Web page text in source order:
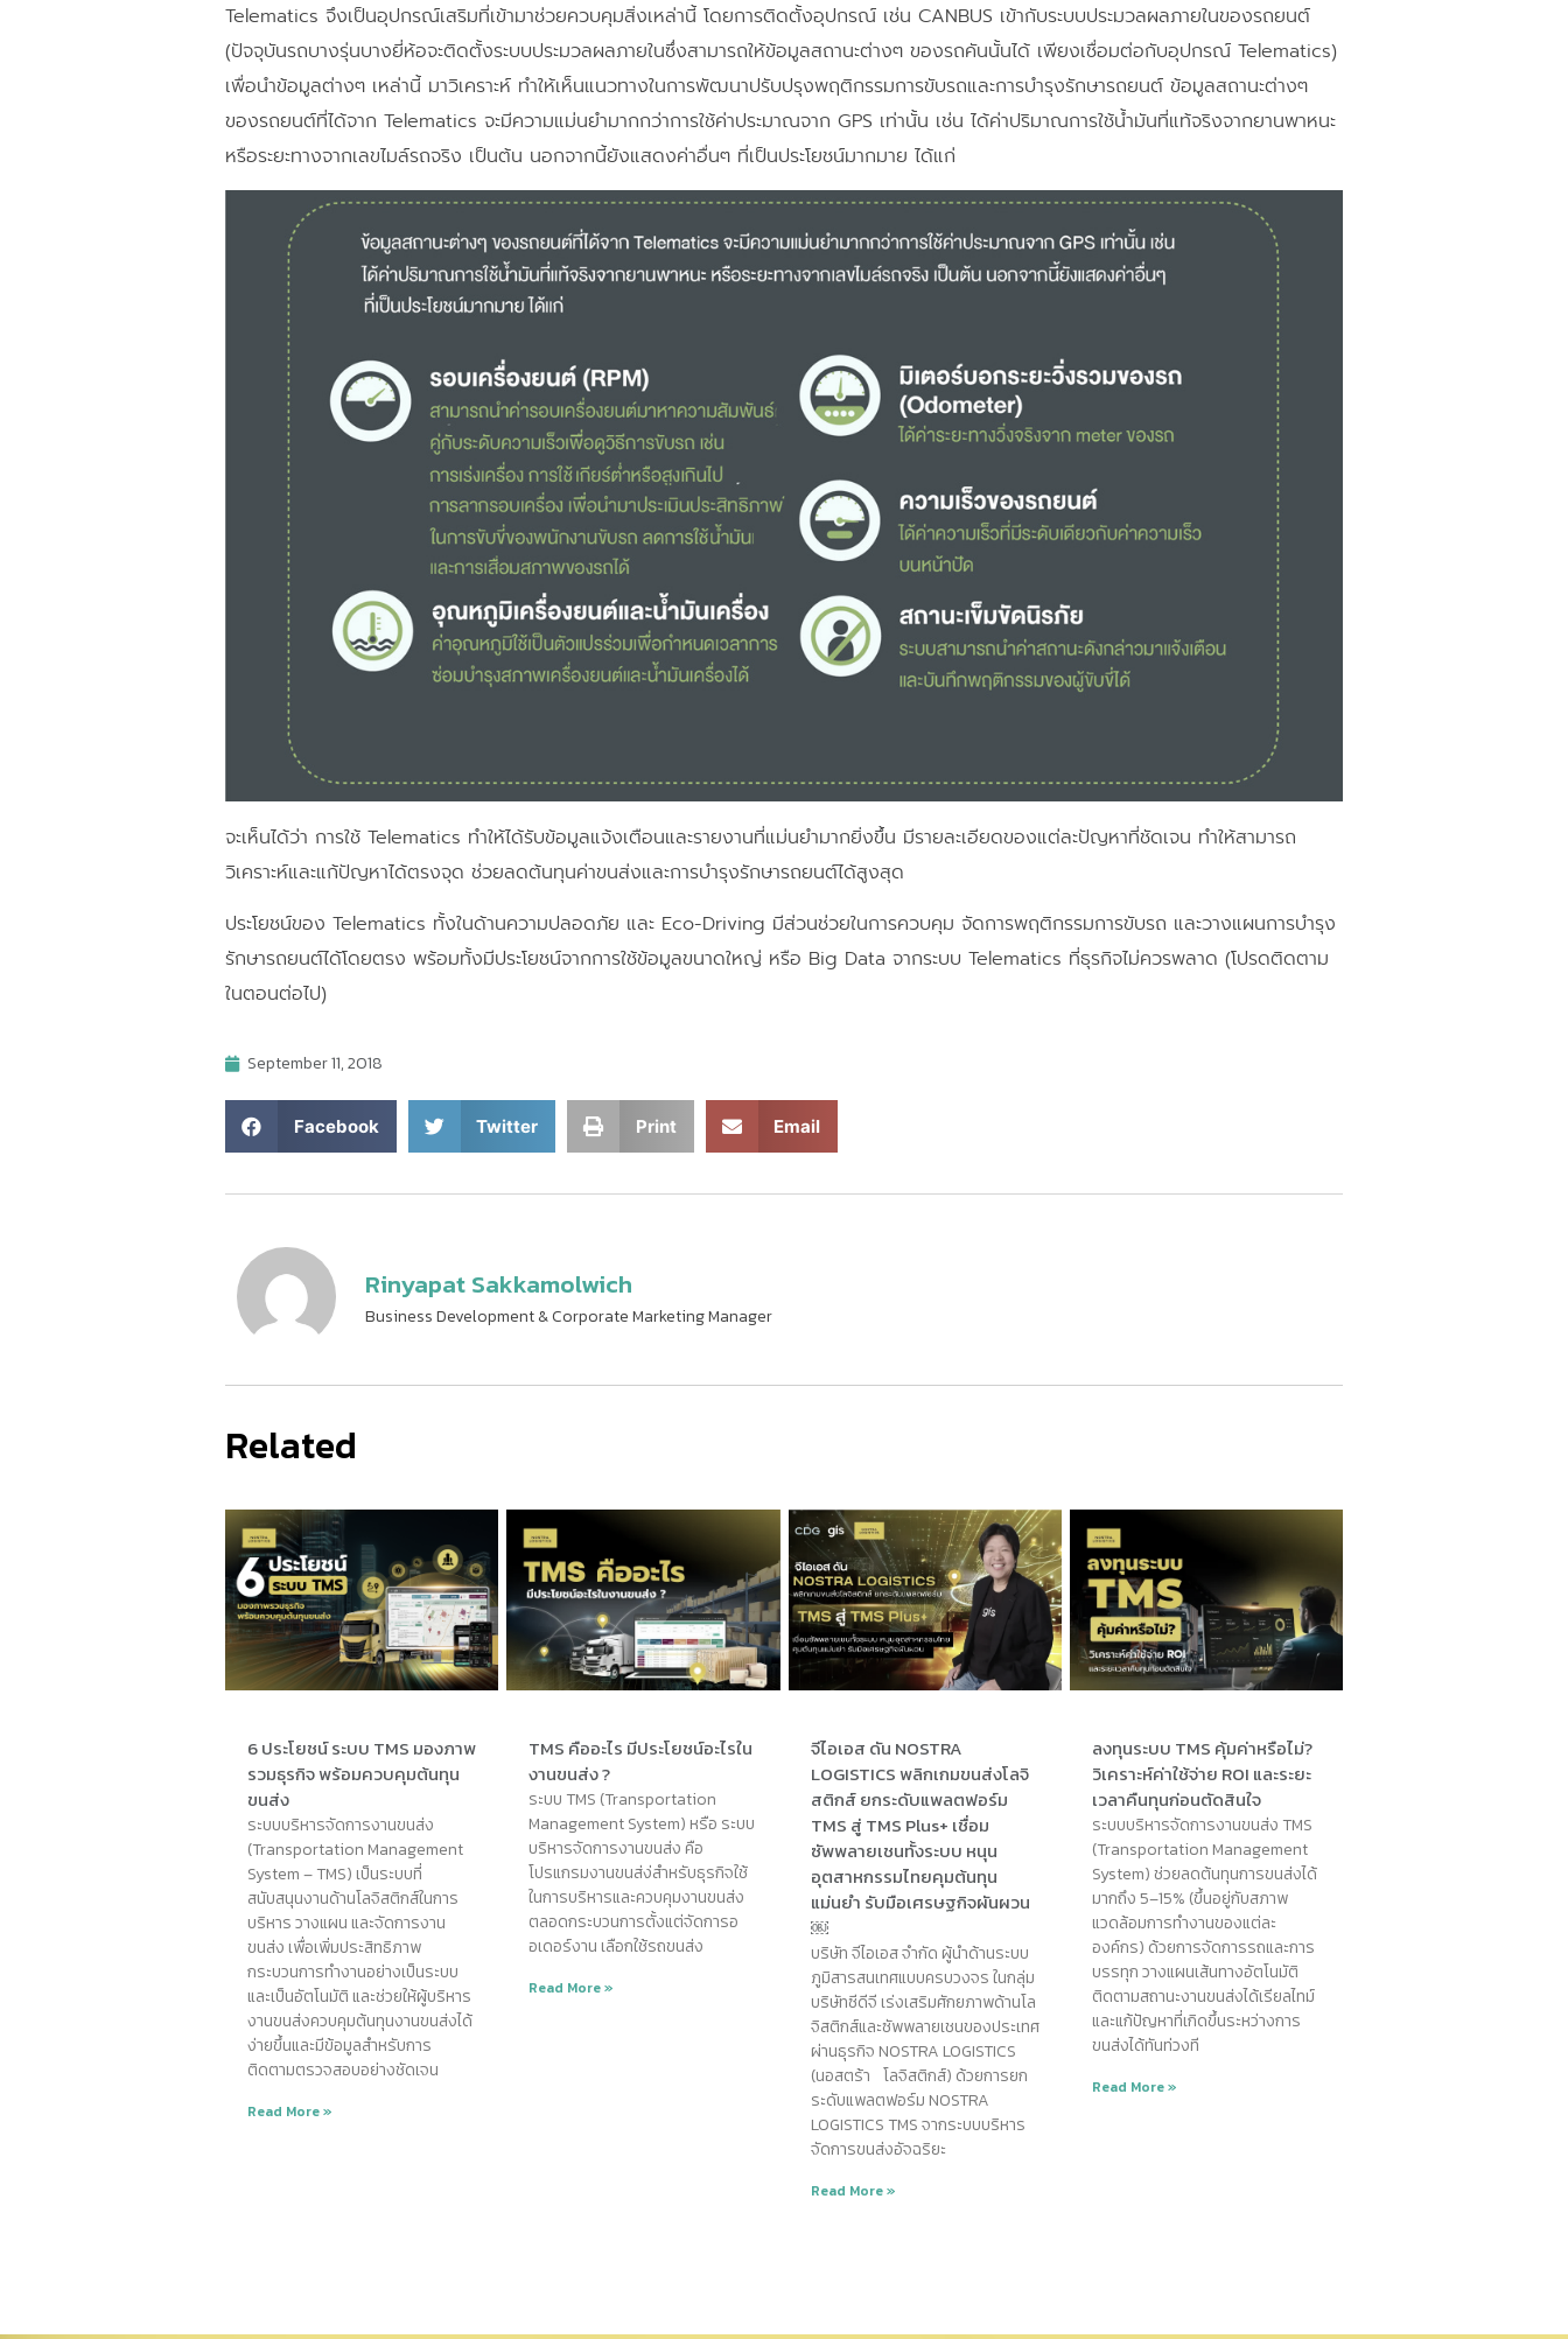
Telematics จึงเป็นอุปกรณ์เสริมที่เข้ามาช่วยควบคุมสิ่งเหล่านี้ โดยการติดตั้งอุปกรณ์ เช่น CANBUS เข้ากับระบบประมวลผลภายในของรถยนต์
(ปัจจุบันรถบางรุ่นบางยี่ห้อจะติดตั้งระบบประมวลผลภายในซึ่งสามารถให้ข้อมูลสถานะต่างๆ ของรถคันนั้นได้ เพียงเชื่อมต่อกับอุปกรณ์ Telematics)
เพื่อนำข้อมูลต่างๆ เหล่านี้ มาวิเคราะห์ ทำให้เห็นแนวทางในการพัฒนาปรับปรุงพฤติกรรมการขับรถและการบำรุงรักษารถยนต์ ข้อมูลสถานะต่างๆ
ของรถยนต์ที่ได้จาก Telematics จะมีความแม่นยำมากกว่าการใช้ค่าประมาณจาก GPS เท่านั้น เช่น ได้ค่าปริมาณการใช้น้ำมันที่แท้จริงจากยานพาหนะ
หรือระยะทางจากเลขไมล์รถจริง เป็นต้น นอกจากนี้ยังแสดงค่าอื่นๆ ที่เป็นประโยชน์มากมาย ได้แก่
จะเห็นได้ว่า การใช้ Telematics ทำให้ได้รับข้อมูลแจ้งเตือนและรายงานที่แม่นยำมากยิ่งขึ้น มีรายละเอียดของแต่ละปัญหาที่ชัดเจน ทำให้สามารถ
วิเคราะห์และแก้ปัญหาได้ตรงจุด ช่วยลดต้นทุนค่าขนส่งและการบำรุงรักษารถยนต์ได้สูงสุด
ประโยชน์ของ Telematics ทั้งในด้านความปลอดภัย และ Eco-Driving มีส่วนช่วยในการควบคุม จัดการพฤติกรรมการขับรถ และวางแผนการบำรุง
รักษารถยนต์ได้โดยตรง พร้อมทั้งมีประโยชน์จากการใช้ข้อมูลขนาดใหญ่ หรือ Big Data จากระบบ Telematics ที่ธุรกิจไม่ควรพลาด (โปรดติดตาม
ในตอนต่อไป)
September 11, 2018
Facebook Twitter Print Email
Rinyapat Sakkamolwich
Business Development & Corporate Marketing Manager
Related
6 ประโยชน์ ระบบ TMS มองภาพ
รวมธุรกิจ พร้อมควบคุมต้นทุน
ขนส่ง
ระบบบริหารจัดการงานขนส่ง
(Transportation Management
System – TMS) เป็นระบบที่
สนับสนุนงานด้านโลจิสติกส์ในการ
บริหาร วางแผน และจัดการงาน
ขนส่ง เพื่อเพิ่มประสิทธิภาพ
กระบวนการทำงานอย่างเป็นระบบ
และเป็นอัตโนมัติ และช่วยให้ผู้บริหาร
งานขนส่งควบคุมต้นทุนงานขนส่งได้
ง่ายขึ้นและมีข้อมูลสำหรับการ
ติดตามตรวจสอบอย่างชัดเจน
Read More »
TMS คืออะไร มีประโยชน์อะไรใน
งานขนส่ง ?
ระบบ TMS (Transportation
Management System) หรือ ระบบ
บริหารจัดการงานขนส่ง คือ
โปรแกรมงานขนส่ง่สำหรับธุรกิจใช้
ในการบริหารและควบคุมงานขนส่ง
ตลอดกระบวนการตั้งแต่จัดการอ
อเดอร์งาน เลือกใช้รถขนส่ง
Read More »
จีไอเอส ดัน NOSTRA
LOGISTICS พลิกเกมขนส่งโลจิ
สติกส์ ยกระดับแพลตฟอร์ม
TMS สู่ TMS Plus+ เชื่อม
ซัพพลายเชนทั้งระบบ หนุน
อุตสาหกรรมไทยคุมต้นทุน
แม่นยำ รับมือเศรษฐกิจผันผวน
￼
บริษัท จีไอเอส จำกัด ผู้นำด้านระบบ
ภูมิสารสนเทศแบบครบวงจร ในกลุ่ม
บริษัทซีดีจี เร่งเสริมศักยภาพด้านโล
จิสติกส์และซัพพลายเชนของประเทศ
ผ่านธุรกิจ NOSTRA LOGISTICS
(นอสตร้า โลจิสติกส์) ด้วยการยก
ระดับแพลตฟอร์ม NOSTRA
LOGISTICS TMS จากระบบบริหาร
จัดการขนส่งอัจฉริยะ
Read More »
ลงทุนระบบ TMS คุ้มค่าหรือไม่?
วิเคราะห์ค่าใช้จ่าย ROI และระยะ
เวลาคืนทุนก่อนตัดสินใจ
ระบบบริหารจัดการงานขนส่ง TMS
(Transportation Management
System) ช่วยลดต้นทุนการขนส่งได้
มากถึง 5–15% (ขึ้นอยู่กับสภาพ
แวดล้อมการทำงานของแต่ละ
องค์กร) ด้วยการจัดการรถและการ
บรรทุก วางแผนเส้นทางอัตโนมัติ
ติดตามสถานะงานขนส่งได้เรียลไทม์
และแก้ปัญหาที่เกิดขึ้นระหว่างการ
ขนส่งได้ทันท่วงที
Read More »